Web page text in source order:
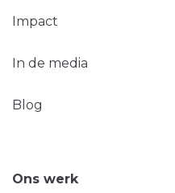
Impact
In de media
Blog
Ons werk